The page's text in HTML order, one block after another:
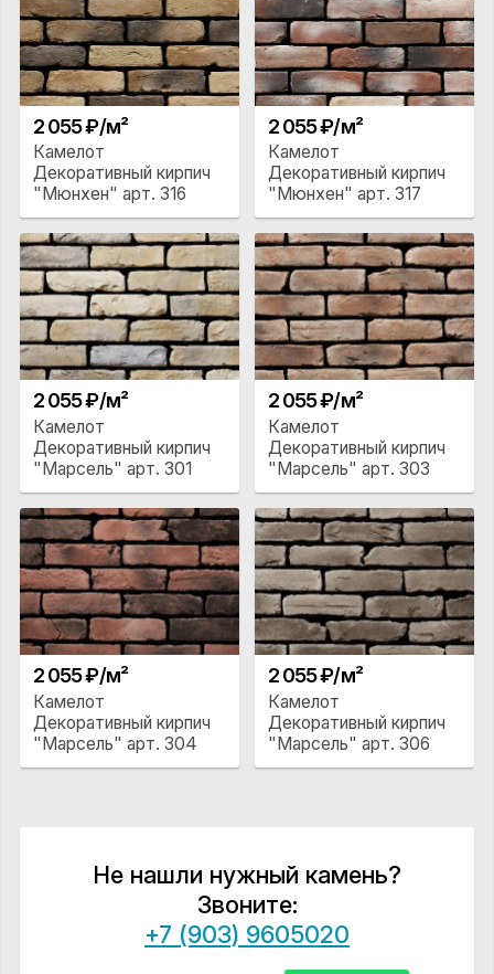
2 055 ₽/м²
Камелот
Декоративный кирпич
"Мюнхен" арт. 316
2 055 ₽/м²
Камелот
Декоративный кирпич
"Мюнхен" арт. 317
2 055 ₽/м²
Камелот
Декоративный кирпич
"Марсель" арт. 301
2 055 ₽/м²
Камелот
Декоративный кирпич
"Марсель" арт. 303
2 055 ₽/м²
Камелот
Декоративный кирпич
"Марсель" арт. 304
2 055 ₽/м²
Камелот
Декоративный кирпич
"Марсель" арт. 306
Не нашли нужный камень?
Звоните:
+7 (903) 9605020